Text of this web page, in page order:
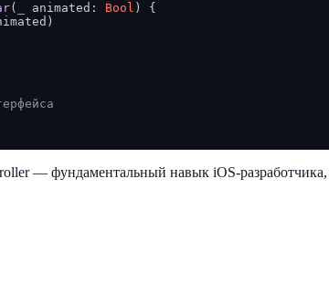
( animated : Bool ) {
— фундаментальный навык iOS-